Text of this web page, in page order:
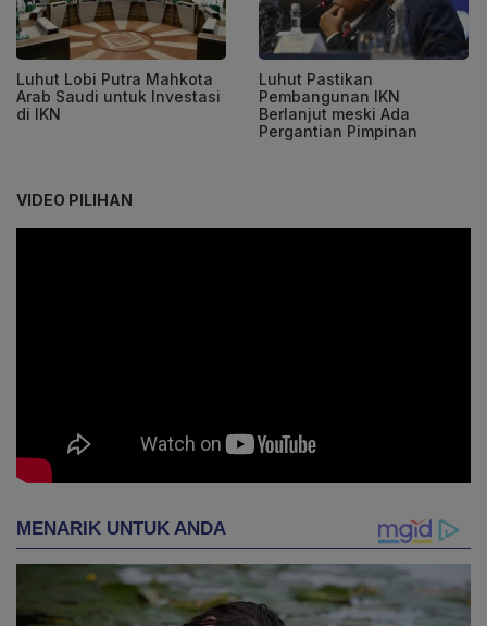
Luhut Lobi Putra Mahkota
Arab Saudi untuk Investasi
di IKN
Luhut Pastikan
Pembangunan IKN
Berlanjut meski Ada
Pergantian Pimpinan
VIDEO PILIHAN